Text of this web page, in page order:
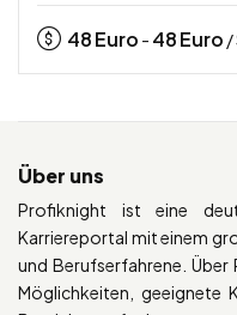
48Euro - 48Euro /
Über uns
Profiknight ist eine
Karriereportal mit einem
und Berufserfahrene.
Möglichkeiten, geeignete